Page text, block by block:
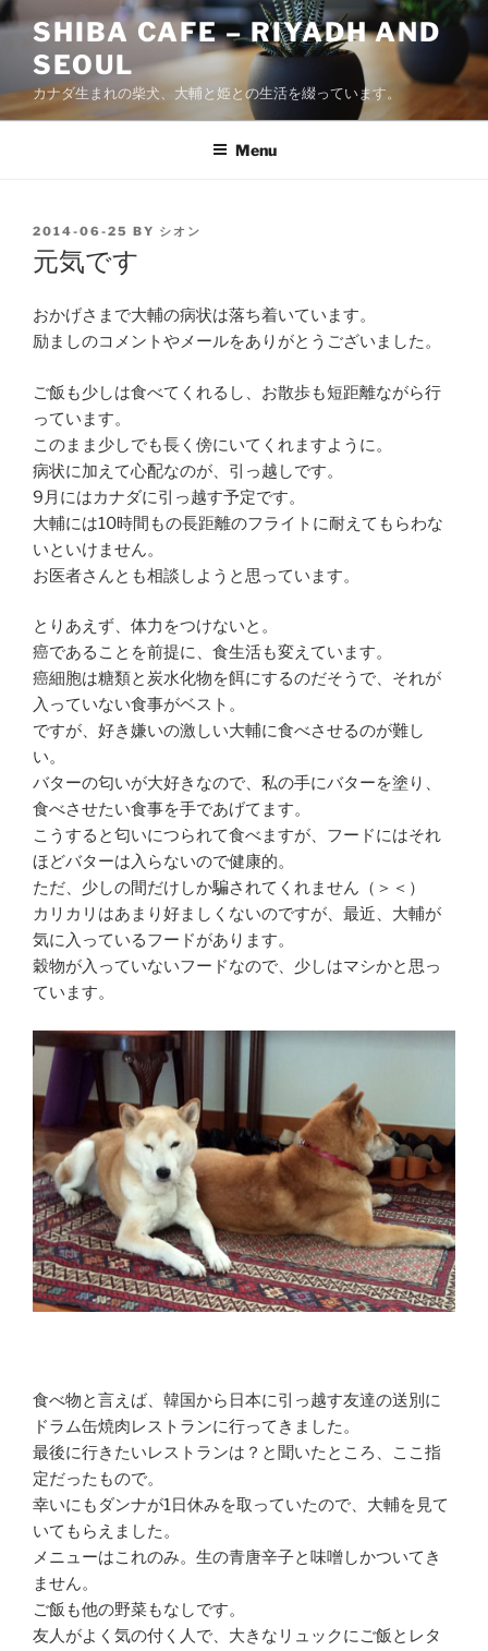
Skip
content
SHIBA CAFE – RIYADH AND
SEOUL
カナダ生まれの柴犬、大輔と姫との生活を綴っています。
Menu
POSTED
ON
2014-06-25 BY シオン
元気です
おかげさまで大輔の病状は落ち着いています。
励ましのコメントやメールをありがとうございました。
ご飯も少しは食べてくれるし、お散歩も短距離ながら行
っています。
このまま少しでも長く傍にいてくれますように。
病状に加えて心配なのが、引っ越しです。
9月にはカナダに引っ越す予定です。
大輔には10時間もの長距離のフライトに耐えてもらわな
いといけません。
お医者さんとも相談しようと思っています。
とりあえず、体力をつけないと。
癌であることを前提に、食生活も変えています。
癌細胞は糖類と炭水化物を餌にするのだそうで、それが
入っていない食事がベスト。
ですが、好き嫌いの激しい大輔に食べさせるのが難し
い。
バターの匂いが大好きなので、私の手にバターを塗り、
食べさせたい食事を手であげてます。
こうすると匂いにつられて食べますが、フードにはそれ
ほどバターは入らないので健康的。
ただ、少しの間だけしか騙されてくれません（＞＜）
カリカリはあまり好ましくないのですが、最近、大輔が
気に入っているフードがあります。
穀物が入っていないフードなので、少しはマシかと思っ
ています。
食べ物と言えば、韓国から日本に引っ越す友達の送別に
ドラム缶焼肉レストランに行ってきました。
最後に行きたいレストランは？と聞いたところ、ここ指
定だったもので。
幸いにもダンナが1日休みを取っていたので、大輔を見て
いてもらえました。
メニューはこれのみ。生の青唐辛子と味噌しかついてき
ません。
ご飯も他の野菜もなしです。
友人がよく気の付く人で、大きなリュックにご飯とレタ